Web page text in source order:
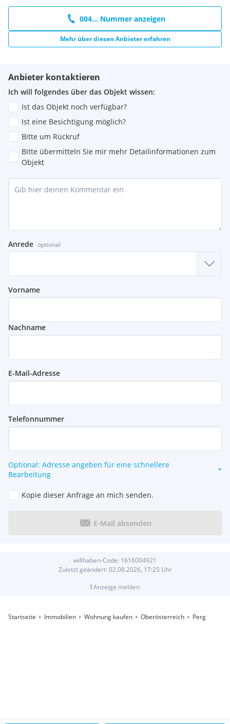
004... Nummer anzeigen
Mehr über diesen Anbieter erfahren
Anbieter kontaktieren
Ich will folgendes über das Objekt wissen:
Ist das Objekt noch verfügbar?
Ist eine Besichtigung möglich?
Bitte um Rückruf
Bitte übermitteln Sie mir mehr Detailinformationen zum
Objekt
Anrede optional
Vorname
Nachname
E-Mail-Adresse
Telefonnummer
Optional: Adresse angeben für eine schnellere
Bearbeitung
Kopie dieser Anfrage an mich senden.
E-Mail absenden
willhaben-Code: 1616004921
Zuletzt geändert: 02.08.2026, 17:25 Uhr
!Anzeige melden
Startseite Immobilien Wohnung kaufen Oberösterreich Perg